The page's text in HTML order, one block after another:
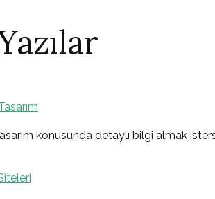
konusunda detaylı bilgi almak